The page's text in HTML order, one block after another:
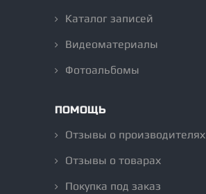
Каталог записей
Видеоматериалы
Фотоальбомы
ПОМОЩЬ
Отзывы о производителях
Отзывы о товарах
Покупка под заказ